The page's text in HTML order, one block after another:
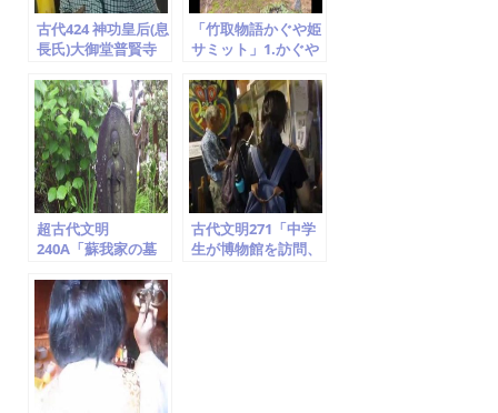
古代424 神功皇后(息
長氏)大御堂普賢寺
城宮 かぐや姫 竹
取翁博物館
「竹取物語かぐや姫
サミット」1.かぐや
ぐり!! (竹取翁博物
館) 2014.2.1～2.2
超古代文明
240A「蘇我家の墓
鹿・馬子らの墓)、
甘樫丘の麓、神奈川
県藤沢 」竹取翁博物
館（国際かぐや姫学
会）2016.7.22
古代文明271「中学
生が博物館を訪問、